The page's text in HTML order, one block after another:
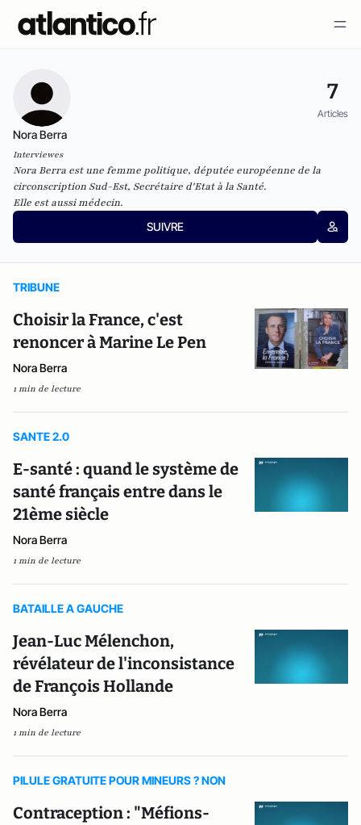
7
Articles
Nora Berra
Interviewes
Nora Berra est une femme politique, députée européenne de la
circonscription Sud-Est, Secrétaire d'Etat à la Santé.
Elle est aussi médecin.
SUIVRE
TRIBUNE
Choisir la France, c'est
renoncer à Marine Le Pen
Nora Berra
1 min de lecture
SANTE 2.0
E-santé : quand le système de
santé français entre dans le
21ème siècle
Nora Berra
1 min de lecture
BATAILLE A GAUCHE
Jean-Luc Mélenchon,
révélateur de l'inconsistance
de François Hollande
Nora Berra
1 min de lecture
PILULE GRATUITE POUR MINEURS ? NON
Contraception : "Méfions-